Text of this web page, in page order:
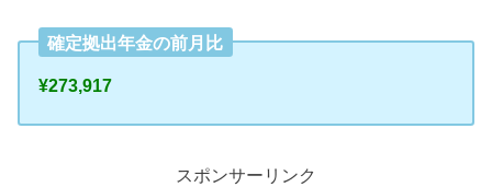
確定拠出年金の前月比
¥273,917
スポンサーリンク